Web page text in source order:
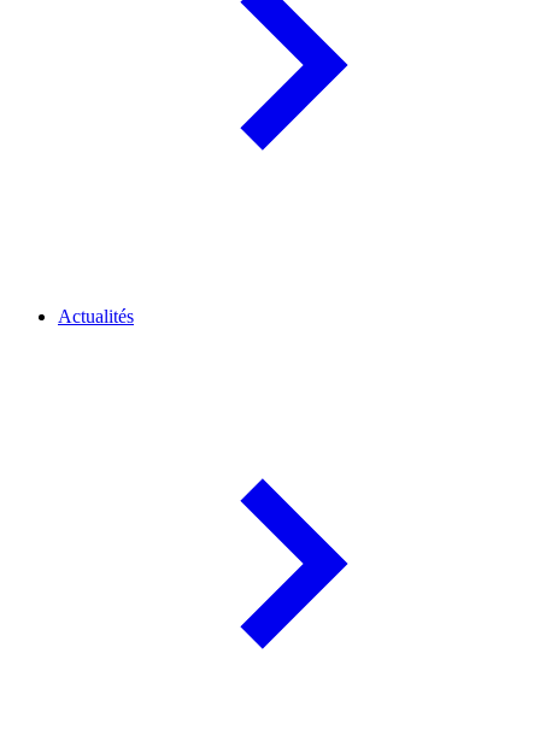
Actualités